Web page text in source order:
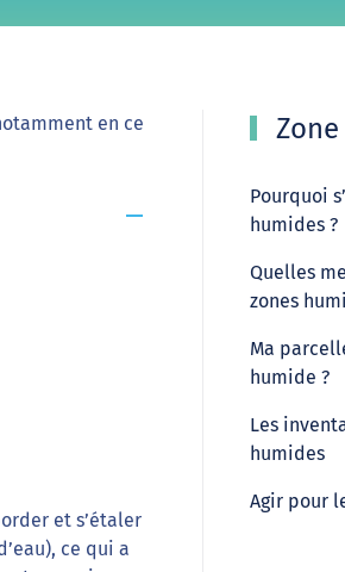
en ce
et s’étaler
ce qui a
Pourquoi
humides ?
Quelles
zones
Ma
humide ?
Les
humides
Agir pour